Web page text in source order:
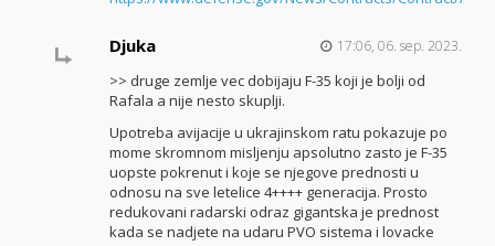
Djuka 17:06, 06. sep. 2023.
>> druge zemlje vec dobijaju F-35 koji je bolji od
Rafala a nije nesto skuplji.
Upotreba avijacije u ukrajinskom ratu pokazuje po
mome skromnom misljenju apsolutno zasto je F-35
uopste pokrenut i koje se njegove prednosti u
odnosu na sve letelice 4++++ generacija. Prosto
redukovani radarski odraz gigantska je prednost
kada se nadjete na udaru PVO sistema i lovacke